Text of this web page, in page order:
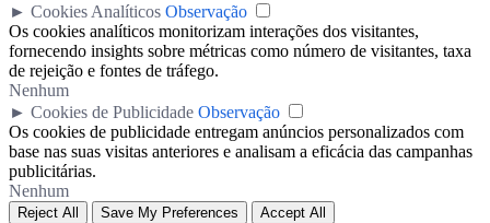
► Cookies Analíticos Observação
Os cookies analíticos monitorizam interações dos visitantes,
fornecendo insights sobre métricas como número de visitantes, taxa
de rejeição e fontes de tráfego.
Nenhum
► Cookies de Publicidade Observação
Os cookies de publicidade entregam anúncios personalizados com
base nas suas visitas anteriores e analisam a eficácia das campanhas
publicitárias.
Nenhum
Reject All Save My Preferences Accept All